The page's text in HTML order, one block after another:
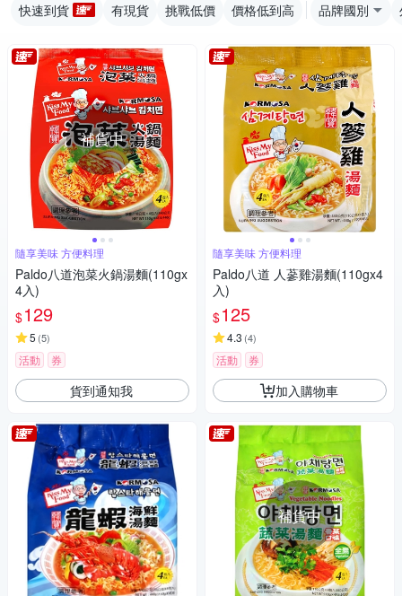
快速到貨 有現貨 挑戰低價 價格低到高 品牌國別
補貨中
隨享美味 方便料理
Paldo八道泡菜火鍋湯麵(110gx
4入)
$129
5 (5)
活動 券
貨到通知我
隨享美味 方便料理
Paldo八道 人蔘雞湯麵(110gx4
入)
$125
4.3 (4)
活動 券
加入購物車
補貨中